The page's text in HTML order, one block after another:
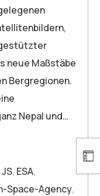
neue Maßstäbe
Bergregionen.
Nepal und…
, ESA,
Space-Agency,